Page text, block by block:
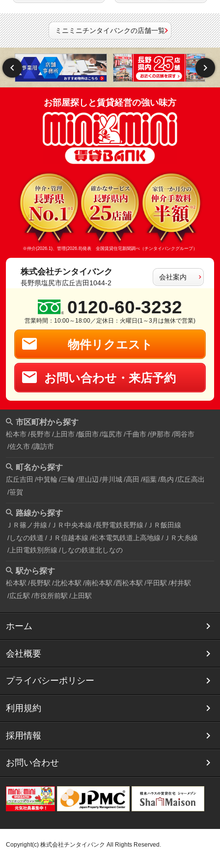
ミニミニチンタイバンクの店舗一覧
お部屋探しと賃貸経営の強い味方
※仲介(2026.1)、管理(2026.8)発表 全国賃貸住宅新聞調べ（チンタイバンクグループ）
株式会社チンタイバンク
長野県塩尻市広丘吉田1044-2
会社案内
0120-60-3232
営業時間：10:00～18:00／定休日：火曜日(1～3月は無休で営業)
物件リクエスト
お問い合わせ・来店予約
市区町村から探す
松本市 長野市 上田市 飯田市 塩尻市 千曲市 伊那市 岡谷市
佐久市 諏訪市
町名から探す
広丘吉田 中箕輪 三輪 里山辺 井川城 高田 稲葉 島内 広丘高出
笹賀
路線から探す
ＪＲ篠ノ井線 ＪＲ中央本線 長野電鉄長野線 ＪＲ飯田線
しなの鉄道 ＪＲ信越本線 松本電気鉄道上高地線
ＪＲ大糸線
上田電鉄別所線 しなの鉄道北しなの
駅から探す
松本駅 長野駅 北松本駅 南松本駅 西松本駅 平田駅 村井駅
広丘駅 市役所前駅 上田駅
ホーム
会社概要
プライバシーポリシー
利用規約
採用情報
お問い合わせ
Copyright(c) 株式会社チンタイバンク All Rights Reserved.